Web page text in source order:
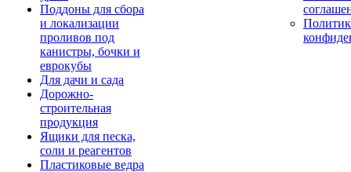
Поддоны для сбора
и локализации
проливов под
канистры, бочки и
еврокубы
Для дачи и сада
Дорожно-
строительная
продукция
Ящики для песка,
соли и реагентов
Пластиковые ведра